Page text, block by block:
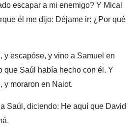
escapar a mi enemi­go? Y Mical
él me dijo: Déjame ir: ¿Por qué
y escapóse, y vino a Samuel en
que Saúl había hecho con él. Y
y moraron en Naiot.
Saúl, diciendo: He aquí que David